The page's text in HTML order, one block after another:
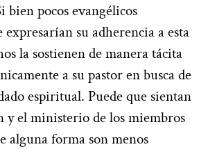
bien pocos evangélicos
su adherencia a esta
la sostienen de manera tácita
a su pastor en busca de
espiritual. Puede que sientan
y el ministerio de los miembros
alguna forma son menos